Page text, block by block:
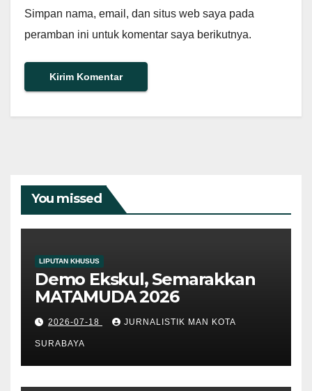
Simpan nama, email, dan situs web saya pada
peramban ini untuk komentar saya berikutnya.
You missed
LIPUTAN KHUSUS
Demo Ekskul, Semarakkan
MATAMUDA 2026
2026-07-18 JURNALISTIK MAN KOTA
SURABAYA